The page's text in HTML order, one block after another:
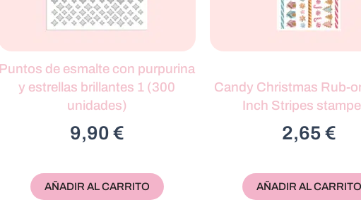
Puntos de esmalte con purpurina
y estrellas brillantes 1 (300
unidades)
9,90 €
AÑADIR AL CARRITO
Candy Christmas Rub-
Inch Stripes
2,65 €
AÑADIR AL CARRITO